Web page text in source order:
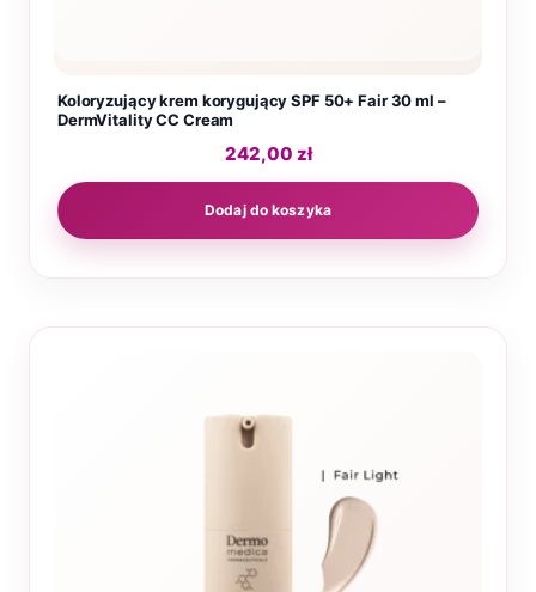
Koloryzujący krem korygujący SPF 50+ Fair 30 ml –
DermVitality CC Cream
242,00 zł
Dodaj do koszyka